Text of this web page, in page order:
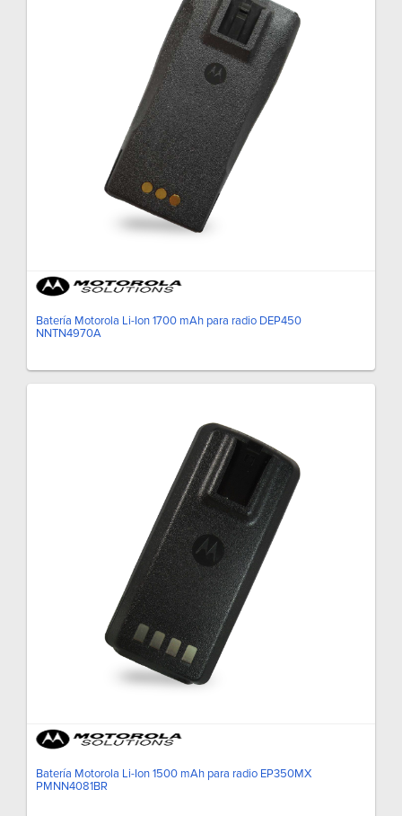
Batería Motorola Li-Ion 1700 mAh para radio DEP450
NNTN4970A
Batería Motorola Li-Ion 1500 mAh para radio EP350MX
PMNN4081BR